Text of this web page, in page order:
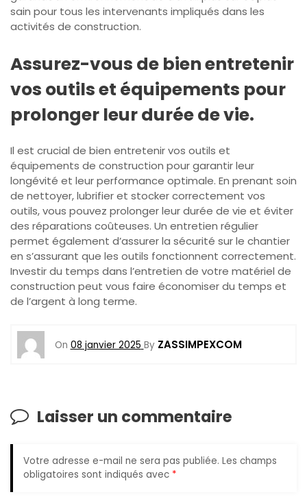
sain pour tous les intervenants impliqués dans les
activités de construction.
Assurez-vous de bien entretenir
vos outils et équipements pour
prolonger leur durée de vie.
Il est crucial de bien entretenir vos outils et
équipements de construction pour garantir leur
longévité et leur performance optimale. En prenant soin
de nettoyer, lubrifier et stocker correctement vos
outils, vous pouvez prolonger leur durée de vie et éviter
des réparations coûteuses. Un entretien régulier
permet également d’assurer la sécurité sur le chantier
en s’assurant que les outils fonctionnent correctement.
Investir du temps dans l’entretien de votre matériel de
construction peut vous faire économiser du temps et
de l’argent à long terme.
On 08 janvier 2025 By ZASSIMPEXCOM
Laisser un commentaire
Votre adresse e-mail ne sera pas publiée. Les champs
obligatoires sont indiqués avec *